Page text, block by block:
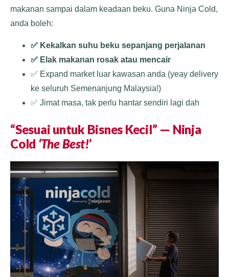
makanan sampai dalam keadaan beku. Guna Ninja Cold,
anda boleh:
✅ Kekalkan suhu beku sepanjang perjalanan
✅ Elak makanan rosak atau mencair
✅ Expand market luar kawasan anda (yeay delivery
ke seluruh Semenanjung Malaysia!)
✅ Jimat masa, tak perlu hantar sendiri lagi dah
“Sesuai untuk Bisnes Kecil” — Ninja
Cold ‘The Best!’